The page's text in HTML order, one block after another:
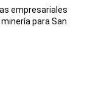
empresariales
para San